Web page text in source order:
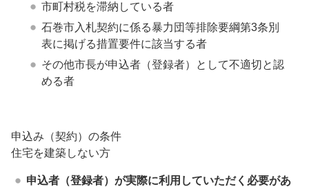
市町村税を滞納している者
石巻市入札契約に係る暴力団等排除要綱第3条別
表に掲げる措置要件に該当する者
その他市長が申込者（登録者）として不適切と認
める者
申込み（契約）の条件
住宅を建築しない方
申込者（登録者）が実際に利用していただく必要があ